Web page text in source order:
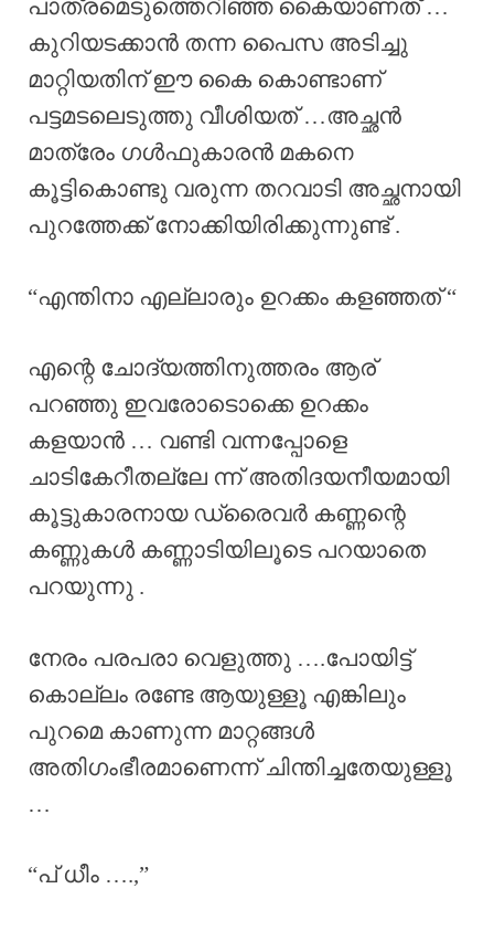
പാത്രമെടുത്തെറിഞ്ഞ കൈയാണത് …
കുറിയടക്കാൻ തന്ന പൈസ അടിച്ചു
മാറ്റിയതിന് ഈ കൈ കൊണ്ടാണ്
പട്ടമടലെടുത്തു വീശിയത് …അച്ഛൻ
മാത്രേം ഗൾഫുകാരൻ മകനെ
കൂട്ടികൊണ്ടു വരുന്ന തറവാടി അച്ഛനായി
പുറത്തേക്ക് നോക്കിയിരിക്കുന്നുണ്ട് .
“എന്തിനാ എല്ലാരും ഉറക്കം കളഞ്ഞത് “
എന്റെ ചോദ്യത്തിനുത്തരം ആര്
പറഞ്ഞു ഇവരോടൊക്കെ ഉറക്കം
കളയാൻ … വണ്ടി വന്നപ്പോളെ
ചാടികേറീതല്ലേ ന്ന് അതിദയനീയമായി
കൂട്ടുകാരനായ ഡ്രൈവർ കണ്ണന്റെ
കണ്ണുകൾ കണ്ണാടിയിലൂടെ പറയാതെ
പറയുന്നു .
നേരം പരപരാ വെളുത്തു ….പോയിട്ട്
കൊല്ലം രണ്ടേ ആയുള്ളൂ എങ്കിലും
പുറമെ കാണുന്ന മാറ്റങ്ങൾ
അതിഗംഭീരമാണെന്ന് ചിന്തിച്ചതേയുള്ളൂ
…
“പ് ധീം ….,”